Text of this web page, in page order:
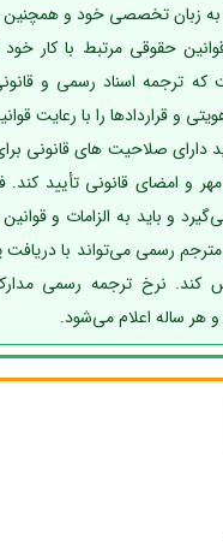
زبان تخصصی خود و همچنین
حقوقی مرتبط با کار خود
ترجمه اسناد رسمی و
و قراردادها را با رعایت
صلاحیت های قانونی
و امضای قانونی تأیید کند.
و باید به الزامات و قوانین
رسمی می‌تواند با دریافت
کند. نرخ ترجمه رسمی
ساله اعلام می‌شود.